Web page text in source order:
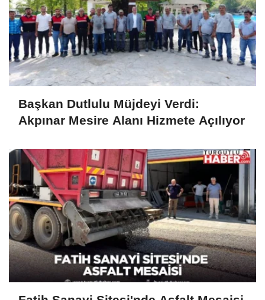
Başkan Dutlulu Müjdeyi Verdi:
Akpınar Mesire Alanı Hizmete Açılıyor